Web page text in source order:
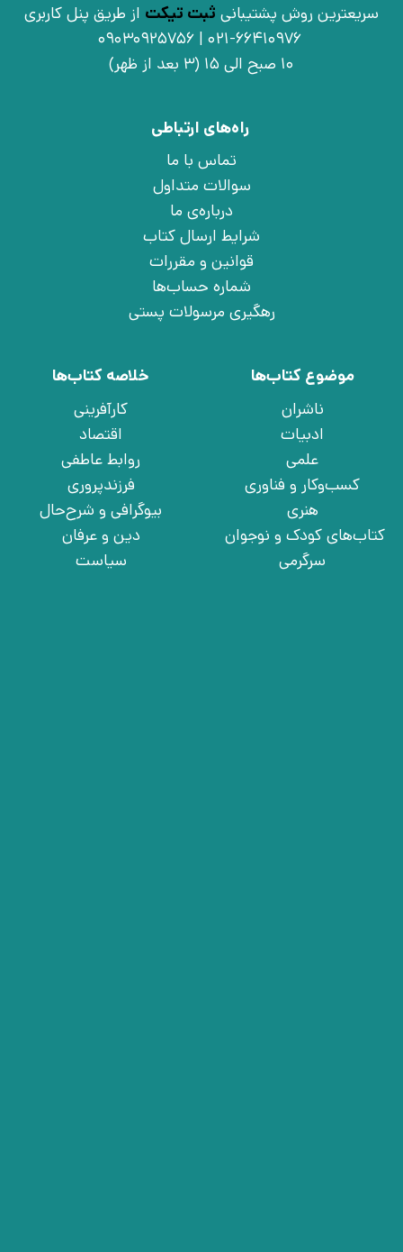
سریعترین روش پشتیبانی ثبت تیکت از طریق پنل کاربری
021-66410976 | 09030925756
10 صبح الی 15 (3 بعد از ظهر)
راه‌های ارتباطی
تماس با ما
سوالات متداول
درباره‌ی ما
شرایط ارسال کتاب
قوانین و مقررات
شماره حساب‌ها
رهگیری مرسولات پستی
موضوع کتاب‌ها
ناشران
ادبیات
علمی
کسب‌وکار و فناوری
هنری
کتاب‌های کودک و نوجوان
سرگرمی
خلاصه کتاب‌ها
کارآفرینی
اقتصاد
روابط عاطفی
فرزندپروری
بیوگرافی و شرح‌حال
دین و عرفان
سیاست